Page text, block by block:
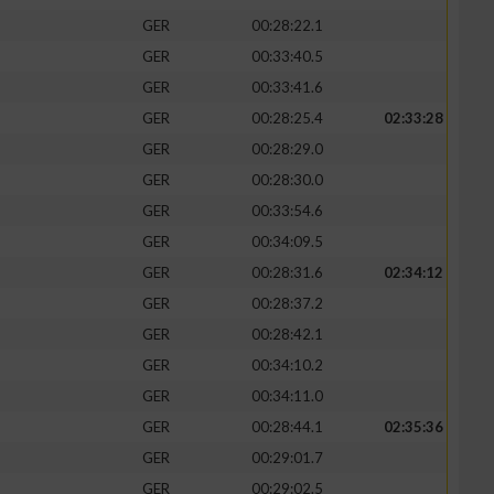
GER
00:28:22.1
GER
00:33:40.5
GER
00:33:41.6
GER
00:28:25.4
02:33:28
GER
00:28:29.0
GER
00:28:30.0
GER
00:33:54.6
GER
00:34:09.5
GER
00:28:31.6
02:34:12
GER
00:28:37.2
GER
00:28:42.1
GER
00:34:10.2
GER
00:34:11.0
GER
00:28:44.1
02:35:36
GER
00:29:01.7
GER
00:29:02.5